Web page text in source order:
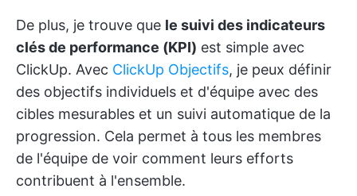
De plus, je trouve que le suivi des indicateurs
clés de performance (KPI) est simple avec
ClickUp. Avec ClickUp Objectifs, je peux définir
des objectifs individuels et d'équipe avec des
cibles mesurables et un suivi automatique de la
progression. Cela permet à tous les membres
de l'équipe de voir comment leurs efforts
contribuent à l'ensemble.